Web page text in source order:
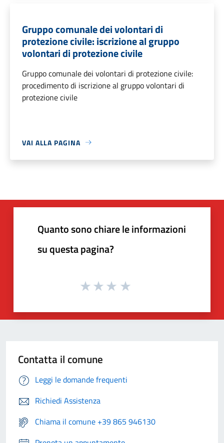
Gruppo comunale dei volontari di
protezione civile: iscrizione al gruppo
volontari di protezione civile
Gruppo comunale dei volontari di protezione civile:
procedimento di iscrizione al gruppo volontari di
protezione civile
VAI ALLA PAGINA
Quanto sono chiare le informazioni
su questa pagina?
Contatta il comune
Leggi le domande frequenti
Richiedi Assistenza
Chiama il comune +39 865 946130